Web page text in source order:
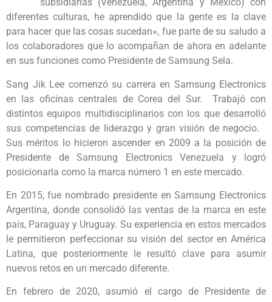
diferentes culturas, he aprendido que la gente es la clave
para hacer que las cosas sucedan», fue parte de su saludo a
los colaboradores que lo acompañan de ahora en adelante
en sus funciones como Presidente de Samsung Sela.
Sang Jik Lee comenzó su carrera en Samsung Electronics
en las oficinas centrales de Corea del Sur. Trabajó con
distintos equipos multidisciplinarios con los que desarrolló
sus competencias de liderazgo y gran visión de negocio.
Sus méritos lo hicieron ascender en 2009 a la posición de
Presidente de Samsung Electronics Venezuela y logró
posicionarla como la marca número 1 en este mercado.
En 2015, fue nombrado presidente en Samsung Electronics
Argentina, donde consolidó las ventas de la marca en este
país, Paraguay y Uruguay. Su experiencia en estos mercados
le permitieron perfeccionar su visión del sector en América
Latina, que posteriormente le resultó clave para asumir
nuevos retos en un mercado diferente.
En febrero de 2020, asumió el cargo de Presidente de